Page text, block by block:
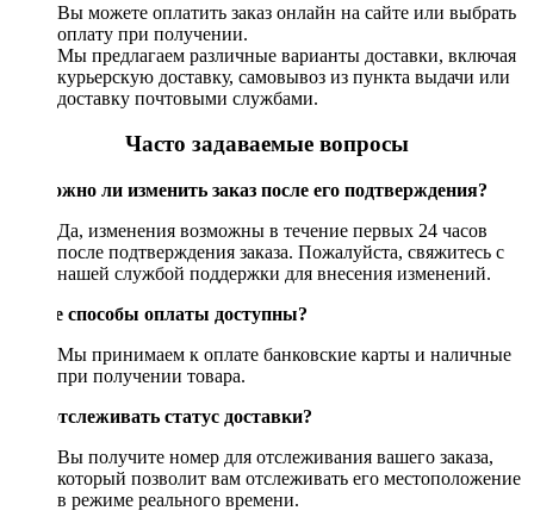
Вы можете оплатить заказ онлайн на сайте или выбрать
оплату при получении.
Мы предлагаем различные варианты доставки, включая
курьерскую доставку, самовывоз из пункта выдачи или
доставку почтовыми службами.
Часто задаваемые вопросы
Возможно ли изменить заказ после его подтверждения?
Да, изменения возможны в течение первых 24 часов
после подтверждения заказа. Пожалуйста, свяжитесь с
нашей службой поддержки для внесения изменений.
Какие способы оплаты доступны?
Мы принимаем к оплате банковские карты и наличные
при получении товара.
Как отслеживать статус доставки?
Вы получите номер для отслеживания вашего заказа,
который позволит вам отслеживать его местоположение
в режиме реального времени.